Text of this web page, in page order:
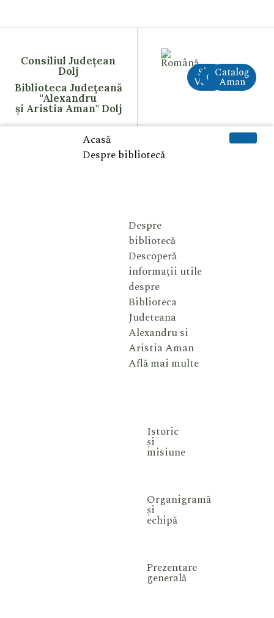
Consiliul Județean
Dolj
Biblioteca Județeană
"Alexandru
și Aristia Aman" Dolj
Site
VechiCreAI
Catalog
Aman
Acasă
Despre bibliotecă
Despre
bibliotecă
Descoperă
informații utile
despre
Biblioteca
Judeteana
Alexandru si
Aristia Aman
Află mai multe
Istoric
și
misiune
Organigramă
și
echipă
Prezentare
generală